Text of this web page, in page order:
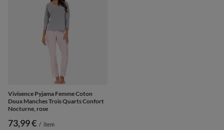
Vivisence Pyjama Femme Coton
Doux Manches Trois Quarts Confort
Nocturne, rose
73,99 € / item